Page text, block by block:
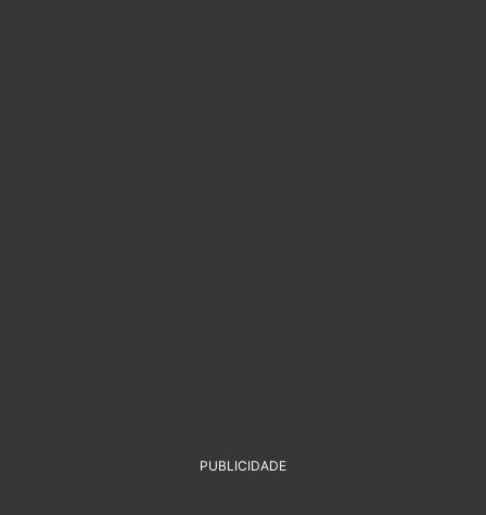
PUBLICIDADE